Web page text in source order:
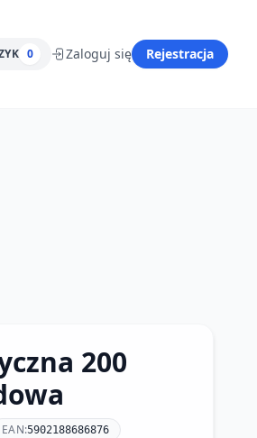
0 Zaloguj się Rejestracja
200
EAN:5902188686876